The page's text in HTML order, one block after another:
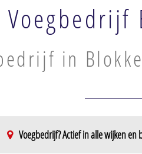
Voegbedrijf
in
Voegbedrijf? Actief in alle wijken